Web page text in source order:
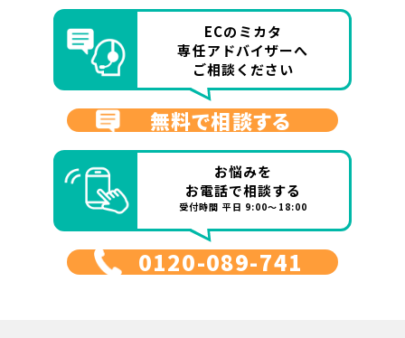
ECのミカタ
専任アドバイザーへ
ご相談ください
無料で相談する
お悩みを
お電話で相談する
受付時間 平日 9:00～18:00
0120-089-741